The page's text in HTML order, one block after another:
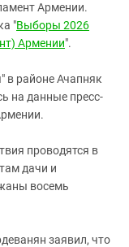
Армении.
"Выборы 2026
Армении".
в районе Ачапняк
на данные пресс-
проводятся в
дачи и
восемь
заявил, что